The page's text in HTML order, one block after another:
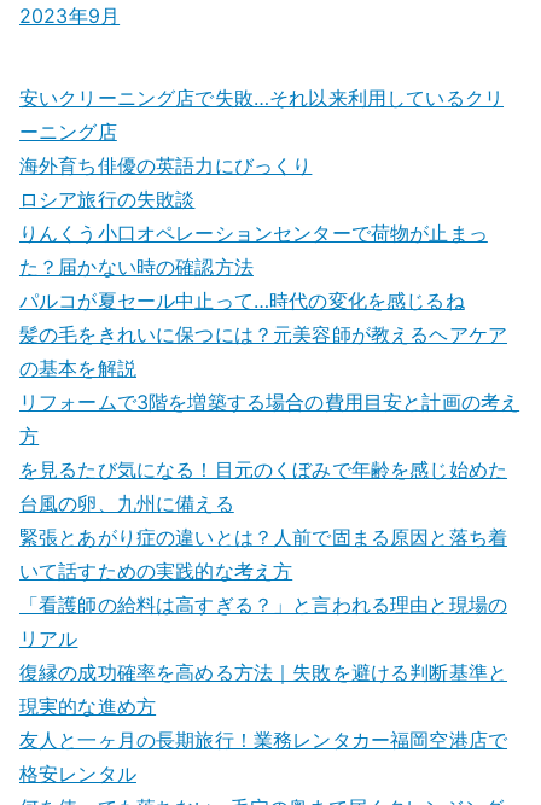
2023年9月
安いクリーニング店で失敗…それ以来利用しているクリ
ーニング店
海外育ち俳優の英語力にびっくり
ロシア旅行の失敗談
りんくう小口オペレーションセンターで荷物が止まっ
た？届かない時の確認方法
パルコが夏セール中止って…時代の変化を感じるね
髪の毛をきれいに保つには？元美容師が教えるヘアケア
の基本を解説
リフォームで3階を増築する場合の費用目安と計画の考え
方
を見るたび気になる！目元のくぼみで年齢を感じ始めた
台風の卵、九州に備える
緊張とあがり症の違いとは？人前で固まる原因と落ち着
いて話すための実践的な考え方
「看護師の給料は高すぎる？」と言われる理由と現場の
リアル
復縁の成功確率を高める方法｜失敗を避ける判断基準と
現実的な進め方
友人と一ヶ月の長期旅行！業務レンタカー福岡空港店で
格安レンタル